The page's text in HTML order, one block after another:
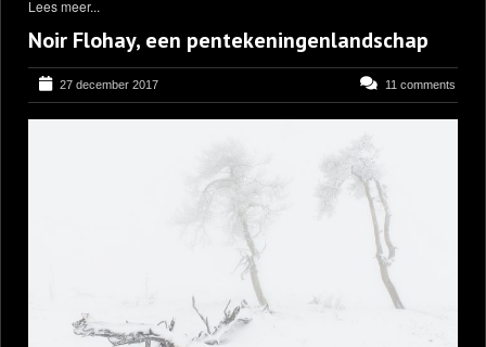
Lees meer...
Noir Flohay, een pentekeningenlandschap
27 december 2017 11 comments